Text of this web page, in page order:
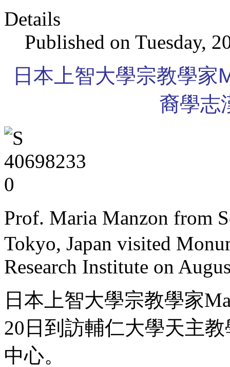
Details
Published on Tuesday,
日本上智大學宗教學家
裔學志
Prof. Maria Manzon from
Tokyo, Japan visited
Research Institute on
日本上智大學宗教學家
20日到訪輔仁大學天主
中心。